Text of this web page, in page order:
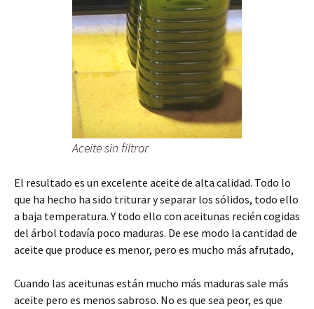
Aceite sin filtrar
El resultado es un excelente aceite de alta calidad. Todo lo
que ha hecho ha sido triturar y separar los sólidos, todo ello
a baja temperatura. Y todo ello con aceitunas recién cogidas
del árbol todavía poco maduras. De ese modo la cantidad de
aceite que produce es menor, pero es mucho más afrutado,
Cuando las aceitunas están mucho más maduras sale más
aceite pero es menos sabroso. No es que sea peor, es que